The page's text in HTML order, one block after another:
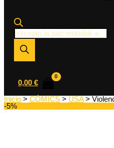
Búsqueda
de
productos
0,00 €
Inicio > CÓMICS > USA>
-5%